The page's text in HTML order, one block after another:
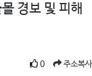
경보 및 피해
0 주소복사